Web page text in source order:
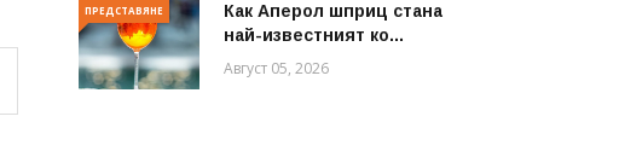
ПРЕДСТАВЯНЕ
Как Аперол шприц стана
най-известният ко...
Август 05, 2026